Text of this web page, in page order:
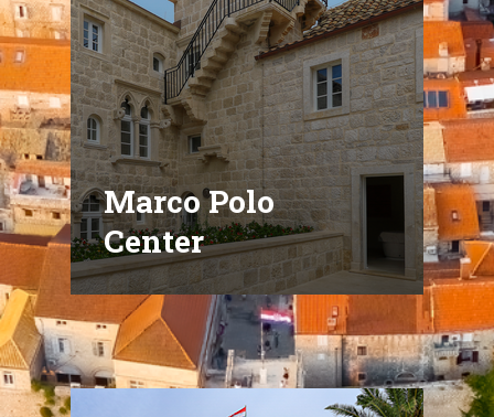
Marco Polo
Center